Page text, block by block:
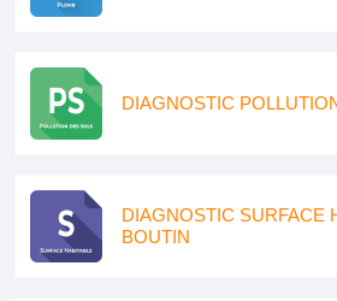
DIAGNOSTIC
DIAGNOSTIC SURFACE
BOUTIN